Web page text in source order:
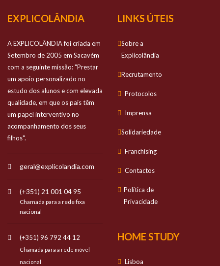
EXPLICOLÂNDIA
A EXPLICOLÂNDIA foi criada em
Setembro de 2005 em Sacavém
com a seguinte missão: "Prestar
um apoio personalizado no
estudo dos alunos e com elevada
qualidade, em que os pais têm
um papel interventivo no
acompanhamento dos seus
filhos".
geral@explicolandia.com
(+351) 21 001 04 95
Chamada para a rede fixa
nacional
(+351) 96 792 44 12
Chamada para a rede móvel
nacional
LINKS ÚTEIS
Sobre a
Explicolândia
Recrutamento
Protocolos
Imprensa
Solidariedade
Franchising
Contactos
Política de
Privacidade
HOME STUDY
Lisboa